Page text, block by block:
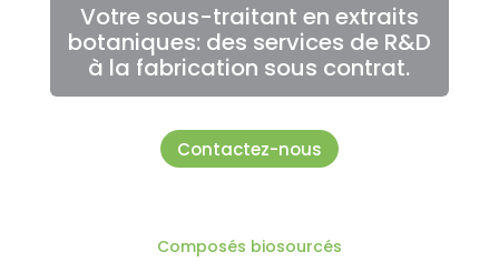
Votre sous-traitant en extraits
botaniques: des services de R&D
à la fabrication sous contrat.
Contactez-nous
Composés biosourcés